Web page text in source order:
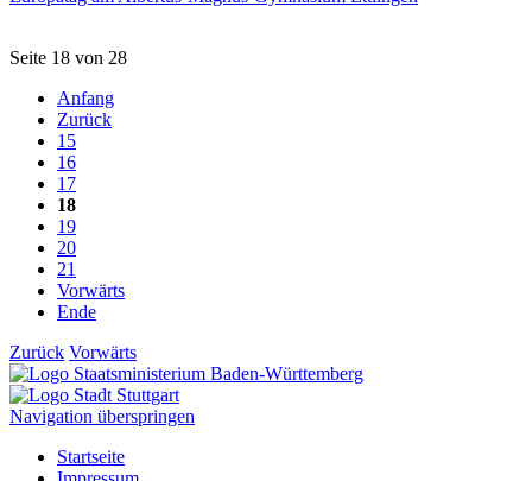
Seite 18 von 28
Anfang
Zurück
15
16
17
18
19
20
21
Vorwärts
Ende
Zurück Vorwärts
Navigation überspringen
Startseite